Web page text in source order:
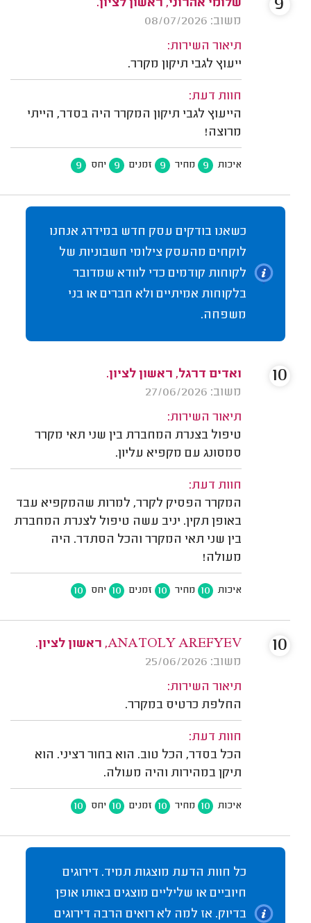
שלומי אהרוני, ראשון לציון.
משוב: 08/07/2026
תיאור השירות:
ייעוץ לגבי תיקון מקרר.
חוות דעת:
הייעוץ לגבי תיקון המקרר היה בסדר, הייתי
מרוצה!
איכות 9 מחיר 9 זמנים 9 יחס 9
9
כשאנו בודקים עסק חדש במידרג אנחנו
לוקחים מהעסק צילומי חשבוניות של
לקוחות קודמים כדי לוודא שמדובר
בלקוחות אמיתיים ולא חברים או בני
משפחה.
ואדים דרגל, ראשון לציון.
משוב: 27/06/2026
תיאור השירות:
טיפול בצנרת המחברת בין שני תאי מקרר
סמסונג עם מקפיא עליון.
חוות דעת:
המקרר הפסיק לקרר, למרות שהמקפיא עבד
באופן תקין. יניב עשה טיפול לצנרת המחברת
בין שני תאי המקרר והכל הסתדר. היה
מעולה!
איכות 10 מחיר 10 זמנים 10 יחס 10
10
ANATOLY AREFYEV, ראשון לציון.
משוב: 25/06/2026
תיאור השירות:
החלפת כרטיס במקרר.
חוות דעת:
הכל בסדר, הכל טוב. הוא בחור רציני. הוא
תיקן במהירות והיה מעולה.
איכות 10 מחיר 10 זמנים 10 יחס 10
10
כל חוות הדעת מוצגות תמיד. דירוגים
חיוביים או שליליים מוצגים באותו אופן
בדיוק. אז למה לא רואים הרבה דירוגים